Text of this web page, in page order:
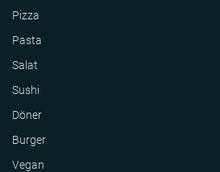
Pizza
Pasta
Salat
Sushi
Döner
Burger
Vegan